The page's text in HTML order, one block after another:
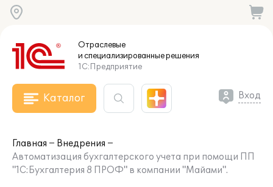
Отраслевые
и специализированныерешения
1С:Предприятие
Каталог Вход
Главная
Внедрения
Автоматизация бухгалтерского учета при помощи ПП
"1С:Бухгалтерия 8 ПРОФ" в компании "Майами".